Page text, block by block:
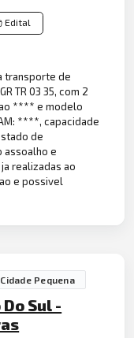
Edital
transporte de
TR 03 35, com 2
**** e modelo
****, capacidade
de
assoalho e
realizadas ao
e possivel
Cidade Pequena
Sul -